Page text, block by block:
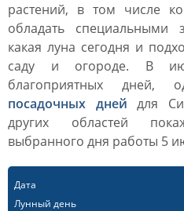
растений, в том числе
обладать специальными
какая луна сегодня и
саду и огороде. В
благоприятных дней,
посадочных дней для
других областей
выбранного дня работы 5
Дата
Лунный день